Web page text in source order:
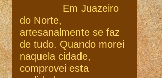
Em Juazeiro
do Norte,
artesanalmente se faz
de tudo. Quando morei
naquela cidade,
comprovei esta